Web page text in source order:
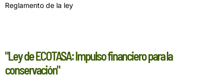
Reglamento de la ley
"Ley de ECOTASA: Impulso financiero para la
conservación"